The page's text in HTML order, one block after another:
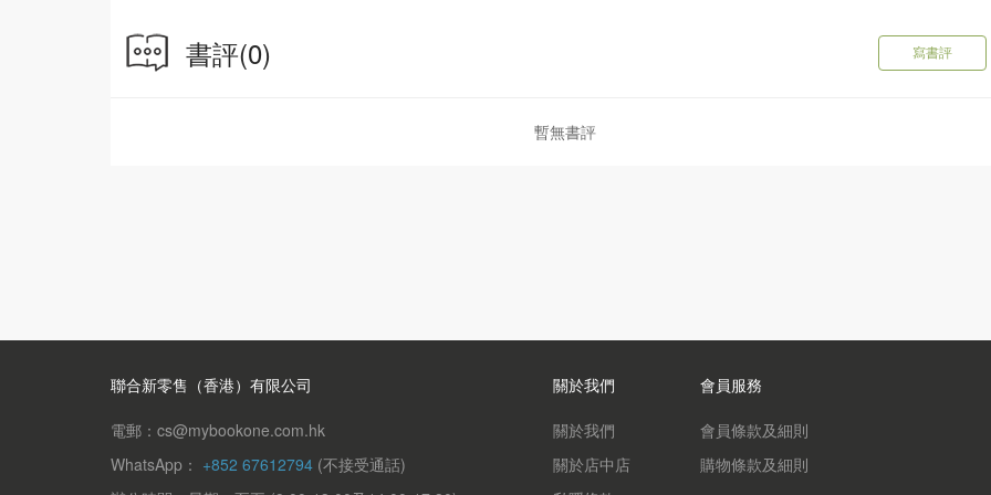
書評(0) 寫書評
暫無書評
聯合新零售（香港）有限公司
電郵：cs@mybookone.com.hk
WhatsApp： +852 67612794 (不接受通話)
關於我們
關於我們
關於店中店
會員服務
會員條款及細則
購物條款及細則